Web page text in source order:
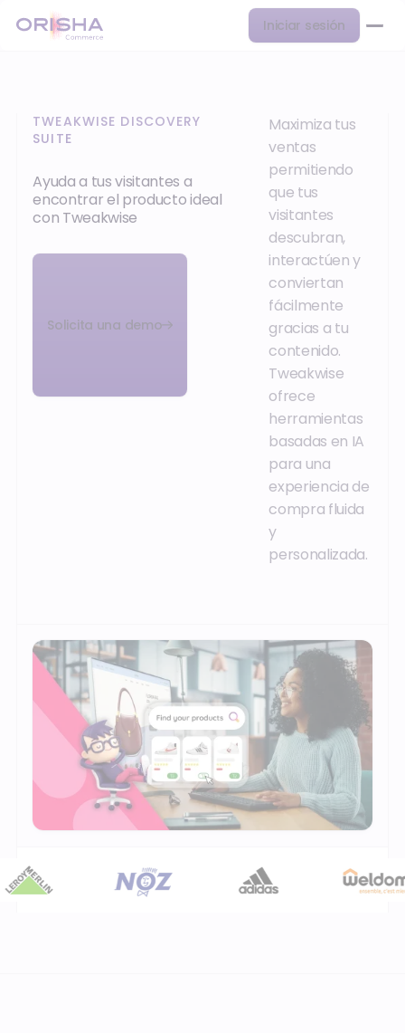
Iniciar sesión
TWEAKWISE DISCOVERY
SUITE
Ayuda a tus visitantes a
encontrar el producto ideal
con Tweakwise
Solicita una demo
Maximiza tus
ventas
permitiendo
que tus
visitantes
descubran,
interactúen y
conviertan
fácilmente
gracias a tu
contenido.
Tweakwise
ofrece
herramientas
basadas en IA
para una
experiencia de
compra fluida
y
personalizada.